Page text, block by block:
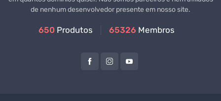
de nenhum desenvolvedor presente em nosso site.
650 Produtos 65326 Membros